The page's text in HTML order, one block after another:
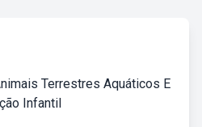
Terrestres Aquáticos E
Infantil